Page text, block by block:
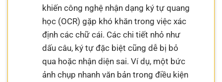
khiến công nghệ nhận dạng ký tự quang
học (OCR) gặp khó khăn trong việc xác
định các chữ cái. Các chi tiết nhỏ như
dấu câu, ký tự đặc biệt cũng dễ bị bỏ
qua hoặc nhận diện sai. Ví dụ, một bức
ảnh chụp nhanh văn bản trong điều kiện